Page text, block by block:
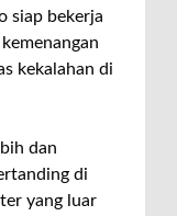
siap bekerja
kekalahan di
dan
di
yang luar